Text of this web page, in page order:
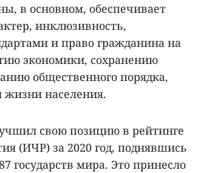
в основном, обеспечивает
инклюзивность,
и право гражданина на
экономики, сохранению
общественного порядка,
населения.
свою позицию в рейтинге
(ИЧР) за 2020 год, поднявшись
государств мира. Это принесло